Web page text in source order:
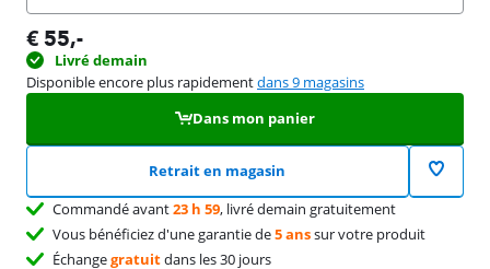
€ 55,-
Livré demain
Disponible encore plus rapidementdans 9 magasins
Dans mon panier
Retrait en magasin
Commandé avant23 h 59, livré demain gratuitement
Vous bénéficiez d'une garantie de5 anssur votre produit
Échangegratuitdans les 30 jours